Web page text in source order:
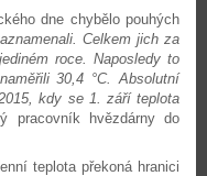
dne chybělo pouhých
Celkem jich za
roce. Naposledy to
30,4 °C. Absolutní
kdy se 1. září teplota
pracovník hvězdárny do
teplota překoná hranici